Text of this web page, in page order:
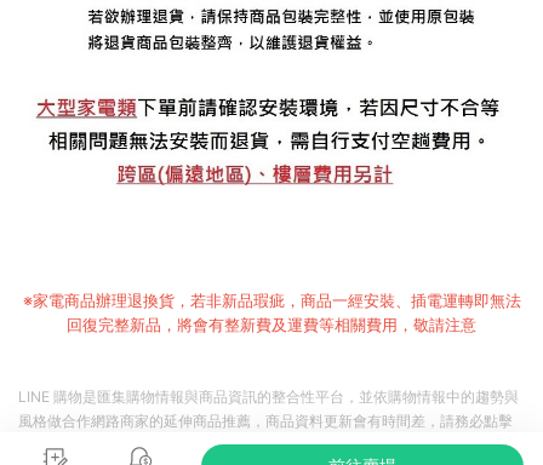
※家電商品辦理退換貨，若非新品瑕疵，商品一經安裝、插電運轉即無法
回復完整新品，將會有整新費及運費等相關費用，敬請注意
LINE 購物是匯集購物情報與商品資訊的整合性平台，並依購物情報中的趨勢與
風格做合作網路商家的延伸商品推薦，商品資料更新會有時間差，請務必點擊
商品至各合作網路商家，確認現售價與購物條件，一切資訊以合作廠商網頁為